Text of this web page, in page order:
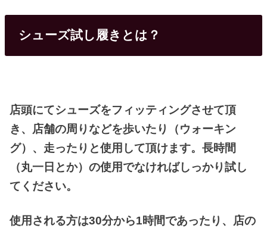
シューズ試し履きとは？
店頭にてシューズをフィッティングさせて頂
き、店舗の周りなどを歩いたり（ウォーキン
グ）、走ったりと使用して頂けます。長時間
（丸一日とか）の使用でなければしっかり試し
てください。
使用される方は30分から1時間であったり、店の